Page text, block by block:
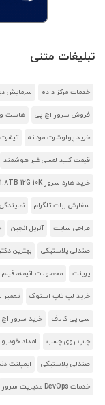
تبلیغات متنی
خدمات مرکز داده سرمایش
فروش سرور اچ پی هاست
خرید پولوشرت مردانه
قیمت کلید لمسی غیر هوشمند
خرید هارد سرور HP 1.8TB 12G 10K
سفارش ربات تلگرام
طراحی سایت آنریل انجین
صندلی پلاستیکی بهترین
پرینت محصولات انیمه،
خرید لپ تاپ استوک
سی پی کالاف خرید سرور
چاپ روی چسب امداد
صندلی پلاستیکی ایمپلنت
خدمات DevOps مدیریت سرور